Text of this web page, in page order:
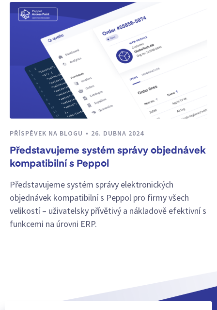
PŘÍSPĚVEK NA BLOGU 26. DUBNA 2024
Představujeme systém správy objednávek
kompatibilní s Peppol
Představujeme systém správy elektronických
objednávek kompatibilní s Peppol pro firmy všech
velikostí – uživatelsky přívětivý a nákladově efektivní s
funkcemi na úrovni ERP.